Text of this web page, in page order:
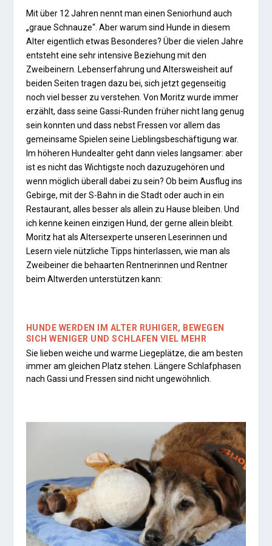
Mit über 12 Jahren nennt man einen Seniorhund auch
„graue Schnauze“. Aber warum sind Hunde in diesem
Alter eigentlich etwas Besonderes? Über die vielen Jahre
entsteht eine sehr intensive Beziehung mit den
Zweibeinern. Lebenserfahrung und Altersweisheit auf
beiden Seiten tragen dazu bei, sich jetzt gegenseitig
noch viel besser zu verstehen. Von Moritz wurde immer
erzählt, dass seine Gassi-Runden früher nicht lang genug
sein konnten und dass nebst Fressen vor allem das
gemeinsame Spielen seine Lieblingsbeschäftigung war.
Im höheren Hundealter geht dann vieles langsamer: aber
ist es nicht das Wichtigste noch dazuzugehören und
wenn möglich überall dabei zu sein? Ob beim Ausflug ins
Gebirge, mit der S-Bahn in die Stadt oder auch in ein
Restaurant, alles besser als allein zu Hause bleiben. Und
ich kenne keinen einzigen Hund, der gerne allein bleibt.
Moritz hat als Altersexperte unseren Leserinnen und
Lesern viele nützliche Tipps hinterlassen, wie man als
Zweibeiner die behaarten Rentnerinnen und Rentner
beim Altwerden unterstützen kann:
HUNDE WERDEN IM ALTER RUHIGER, BEWEGEN
SICH WENIGER UND SCHLAFEN VIEL MEHR
Sie lieben weiche und warme Liegeplätze, die am besten
immer am gleichen Platz stehen. Längere Schlafphasen
nach Gassi und Fressen sind nicht ungewöhnlich.